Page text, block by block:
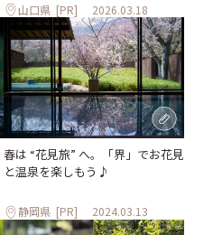
山口県 [PR] 2026.03.18
春は “花見旅” へ。「界」でお花見
と温泉を楽しもう♪
静岡県 [PR] 2024.03.13